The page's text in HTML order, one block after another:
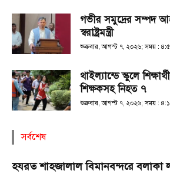
গভীর সমুদ্রের সম্পদ
স্বরাষ্ট্রমন্ত্রী
শুক্রবার, আগস্ট ৭, ২০২৬; সময় :
থাইল্যান্ডে স্কুলে
শিক্ষকসহ নিহত ৭
শুক্রবার, আগস্ট ৭, ২০২৬; সময় :
সর্বশেষ
হযরত শাহজালাল বিমানবন্দরে বলাকা